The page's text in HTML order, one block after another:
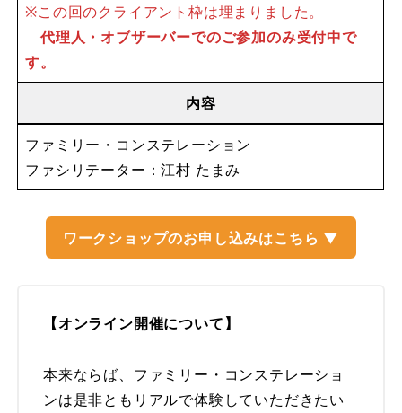
※この回のクライアント枠は埋まりました。
代理人・オブザーバーでのご参加のみ受付中で
す。
内容
ファミリー・コンステレーション
ファシリテーター：江村 たまみ
ワークショップのお申し込みはこちら ▼
【オンライン開催について】
本来ならば、ファミリー・コンステレーショ
ンは是非ともリアルで体験していただきたい